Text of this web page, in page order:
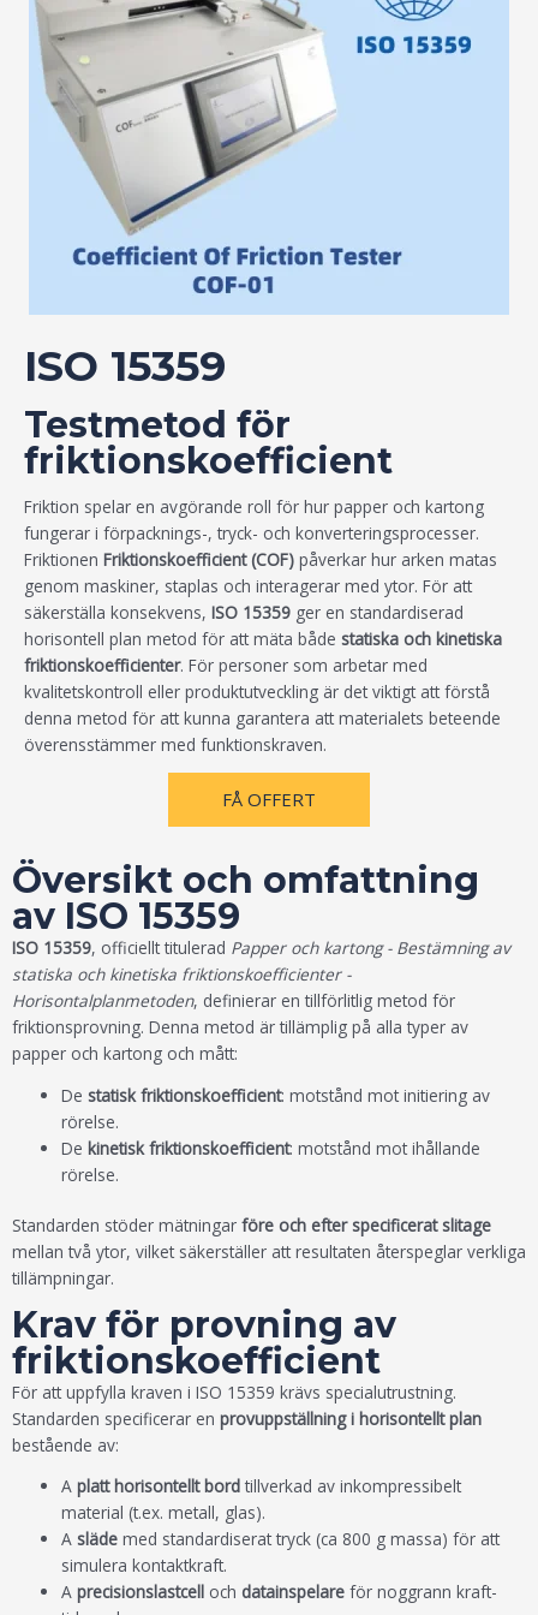
ISO 15359
Testmetod för
friktionskoefficient
Friktion spelar en avgörande roll för hur papper och kartong
fungerar i förpacknings-, tryck- och konverteringsprocesser.
Friktionen Friktionskoefficient (COF) påverkar hur arken matas
genom maskiner, staplas och interagerar med ytor. För att
säkerställa konsekvens, ISO 15359 ger en standardiserad
horisontell plan metod för att mäta både statiska och kinetiska
friktionskoefficienter. För personer som arbetar med
kvalitetskontroll eller produktutveckling är det viktigt att förstå
denna metod för att kunna garantera att materialets beteende
överensstämmer med funktionskraven.
FÅ OFFERT
Översikt och omfattning
av ISO 15359
ISO 15359, officiellt titulerad Papper och kartong - Bestämning av
statiska och kinetiska friktionskoefficienter -
Horisontalplanmetoden, definierar en tillförlitlig metod för
friktionsprovning. Denna metod är tillämplig på alla typer av
papper och kartong och mått:
Destatisk friktionskoefficient: motstånd mot initiering av
rörelse.
Dekinetisk friktionskoefficient: motstånd mot ihållande
rörelse.
Standarden stöder mätningar före och efter specificerat slitage
mellan två ytor, vilket säkerställer att resultaten återspeglar verkliga
tillämpningar.
Krav för provning av
friktionskoefficient
För att uppfylla kraven i ISO 15359 krävs specialutrustning.
Standarden specificerar en provuppställning i horisontellt plan
bestående av:
Aplatt horisontellt bord tillverkad av inkompressibelt
material (t.ex. metall, glas).
Asläde med standardiserat tryck (ca 800 g massa) för att
simulera kontaktkraft.
Aprecisionslastcell och datainspelare för noggrann kraft-